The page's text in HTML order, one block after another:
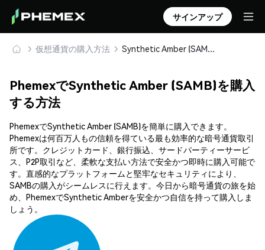
サインアップ
仮想通貨の購入方法 Synthetic Amber (SAMB) を安全に購入・保管
PhemexでSynthetic Amber (SAMB)を購入
する方法
PhemexでSynthetic Amber (SAMB)を簡単に購入できます。
Phemexは何百万人もの信頼を得ている最も効率的な暗号通貨取引
所です。クレジットカード、銀行振込、サードパーティーサービ
ス、P2P取引など、柔軟な支払い方法で安全かつ即時に購入可能で
す。直感的なプラットフォームと堅牢なセキュリティにより、
SAMBの購入がシームレスに行えます。今日から暗号通貨の旅を始
め、PhemexでSynthetic Amberを安全かつ自信を持って購入しま
しょう。